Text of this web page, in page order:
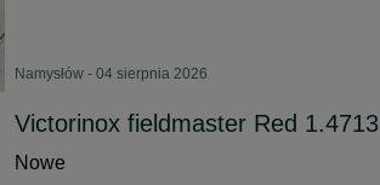
Namysłów - 04 sierpnia 2026
Victorinox fieldmaster Red 1.4713
Nowe